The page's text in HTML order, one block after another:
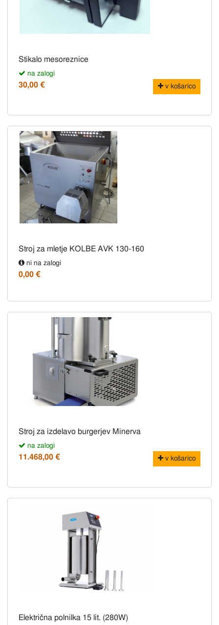
Stikalo mesoreznice
na zalogi
30,00 € v košarico
Stroj za mletje KOLBE AVK 130-160
ni na zalogi
0,00 €
Stroj za izdelavo burgerjev Minerva
na zalogi
11.468,00 € v košarico
Električna polnilka 15 lit. (280W)